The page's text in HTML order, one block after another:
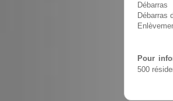
Débarras
Débarras
Pour
500